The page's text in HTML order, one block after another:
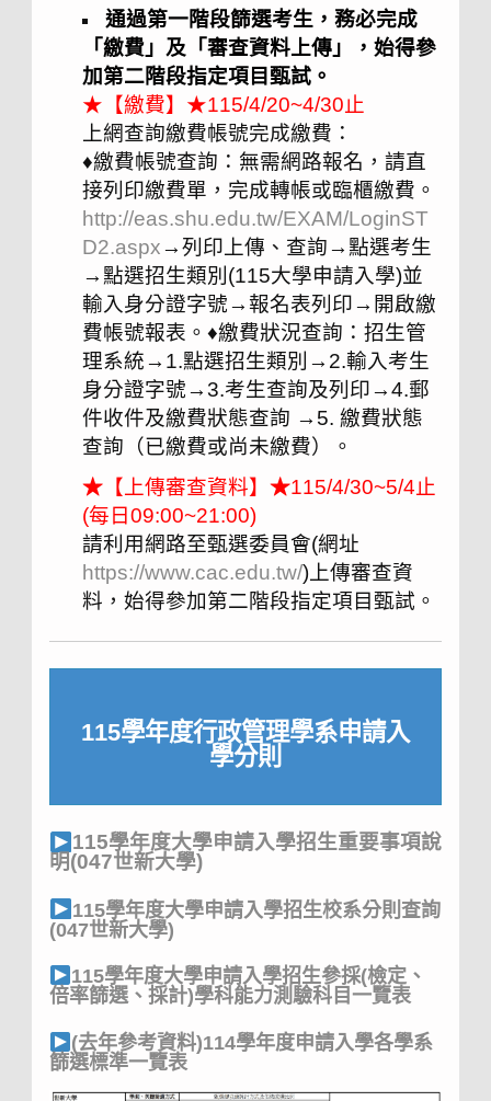
通過第一階段篩選考生，務必完成
「繳費」及「審查資料上傳」，始得參
加第二階段指定項目甄試。
★【繳費】★115/4/20~4/30止
上網查詢繳費帳號完成繳費：
♦繳費帳號查詢：無需網路報名，請直
接列印繳費單，完成轉帳或臨櫃繳費。
http://eas.shu.edu.tw/EXAM/LoginST
D2.aspx→列印上傳、查詢→點選考生
→點選招生類別(115大學申請入學)並
輸入身分證字號→報名表列印→開啟繳
費帳號報表。♦繳費狀況查詢：招生管
理系統→1.點選招生類別→2.輸入考生
身分證字號→3.考生查詢及列印→4.郵
件收件及繳費狀態查詢 →5. 繳費狀態
查詢（已繳費或尚未繳費）。
★ 【上傳審查資料】★115/4/30~5/4止
(每日09:00~21:00)
請利用網路至甄選委員會(網址
https://www.cac.edu.tw/)上傳審查資
料，始得參加第二階段指定項目甄試。
115學年度行政管理學系申請入
學分則
115學年度大學申請入學招生重要事項說
明(047世新大學)
115學年度大學申請入學招生校系分則查詢
(047世新大學)
115學年度大學申請入學招生參採(檢定、
倍率篩選、採計)學科能力測驗科目一覽表
(去年參考資料)114學年度申請入學各學系
篩選標準一覽表